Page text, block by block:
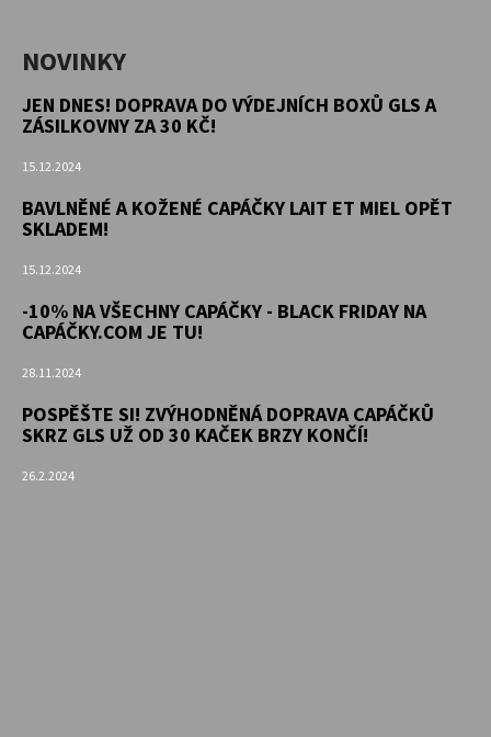
NOVINKY
JEN DNES! DOPRAVA DO VÝDEJNÍCH BOXŮ GLS A
ZÁSILKOVNY ZA 30 KČ!
15.12.2024
BAVLNĚNÉ A KOŽENÉ CAPÁČKY LAIT ET MIEL OPĚT
SKLADEM!
15.12.2024
-10% NA VŠECHNY CAPÁČKY - BLACK FRIDAY NA
CAPÁČKY.COM JE TU!
28.11.2024
POSPĚŠTE SI! ZVÝHODNĚNÁ DOPRAVA CAPÁČKŮ
SKRZ GLS UŽ OD 30 KAČEK BRZY KONČÍ!
26.2.2024